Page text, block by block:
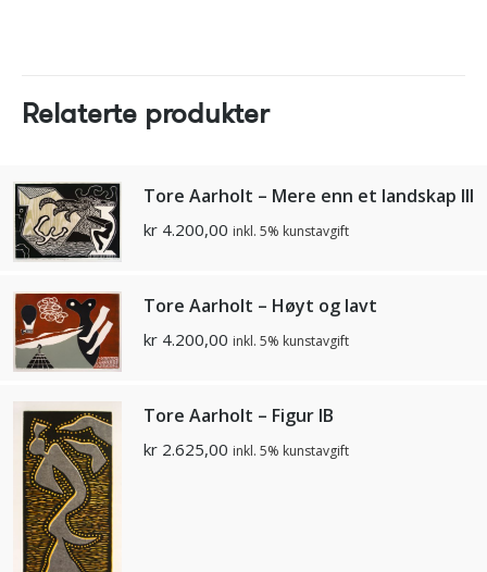
Relaterte produkter
Tore Aarholt – Mere enn et landskap III
kr 4.200,00 inkl. 5% kunstavgift
Tore Aarholt – Høyt og lavt
kr 4.200,00 inkl. 5% kunstavgift
Tore Aarholt – Figur IB
kr 2.625,00 inkl. 5% kunstavgift